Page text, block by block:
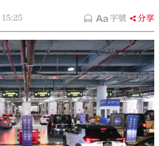
15:25 字號 分享